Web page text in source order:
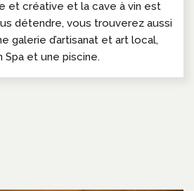
et créative et la cave à vin est
détendre, vous trouverez aussi
galerie d’artisanat et art local,
Spa et une piscine.